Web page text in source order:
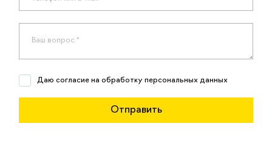
Даю согласие на обработку персональных данных